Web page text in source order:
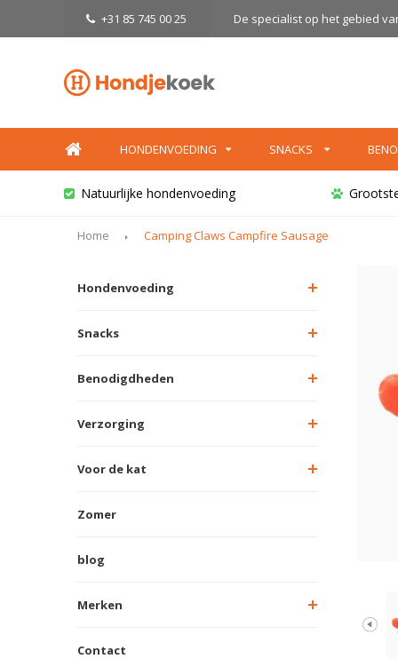
+31 85 745 00 25 De specialist op het gebied
HONDENVOEDING SNACKS
Natuurlijke hondenvoeding
Home Camping Claws Campfire Sausage
Hondenvoeding
Snacks
Benodigdheden
Verzorging
Voor de kat
Zomer
blog
Merken
Contact